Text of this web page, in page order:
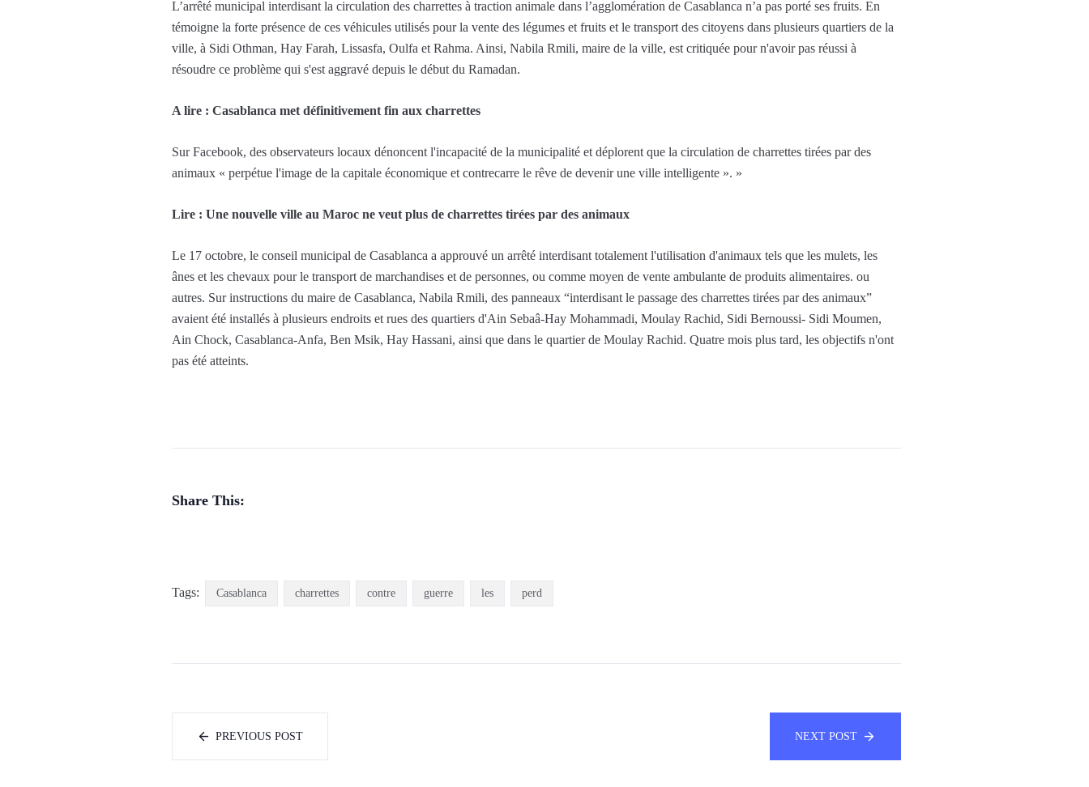
L’arrêté municipal interdisant la circulation des charrettes à traction animale dans l’agglomération de Casablanca n’a pas porté ses fruits. En
témoigne la forte présence de ces véhicules utilisés pour la vente des légumes et fruits et le transport des citoyens dans plusieurs quartiers de la
ville, à Sidi Othman, Hay Farah, Lissasfa, Oulfa et Rahma. Ainsi, Nabila Rmili, maire de la ville, est critiquée pour n'avoir pas réussi à
résoudre ce problème qui s'est aggravé depuis le début du Ramadan.
A lire : Casablanca met définitivement fin aux charrettes
Sur Facebook, des observateurs locaux dénoncent l'incapacité de la municipalité et déplorent que la circulation de charrettes tirées par des
animaux « perpétue l'image de la capitale économique et contrecarre le rêve de devenir une ville intelligente ». »
Lire : Une nouvelle ville au Maroc ne veut plus de charrettes tirées par des animaux
Le 17 octobre, le conseil municipal de Casablanca a approuvé un arrêté interdisant totalement l'utilisation d'animaux tels que les mulets, les
ânes et les chevaux pour le transport de marchandises et de personnes, ou comme moyen de vente ambulante de produits alimentaires. ou
autres. Sur instructions du maire de Casablanca, Nabila Rmili, des panneaux “interdisant le passage des charrettes tirées par des animaux”
avaient été installés à plusieurs endroits et rues des quartiers d'Ain Sebaâ-Hay Mohammadi, Moulay Rachid, Sidi Bernoussi- Sidi Moumen,
Ain Chock, Casablanca-Anfa, Ben Msik, Hay Hassani, ainsi que dans le quartier de Moulay Rachid. Quatre mois plus tard, les objectifs n'ont
pas été atteints.
Share This:
Tags: Casablanca charrettes contre guerre les perd
PREVIOUS POST NEXT POST